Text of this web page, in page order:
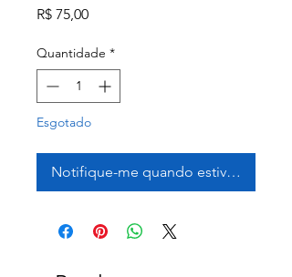
R$ 75,00Preço
Quantidade *
Esgotado
Notifique-me quando estiver